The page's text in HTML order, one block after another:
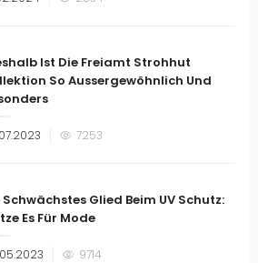
Ist Die Freiamt Strohhut
So Aussergewöhnlich Und
7253
Schwächstes Glied Beim UV Schutz:
Es Für Mode
9714